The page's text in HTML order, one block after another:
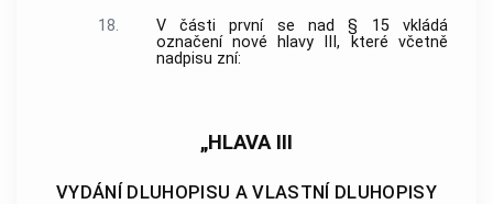
18.
V části první se nad § 15 vkládá
označení nové hlavy III, které včetně
nadpisu zní:
„HLAVA III
VYDÁNÍ DLUHOPISU A VLASTNÍ DLUHOPISY